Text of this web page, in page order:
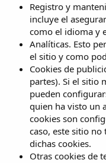
Registro y
incluye el
como el idioma y
Analíticas. Esto
el sitio y como
Cookies de
partes). Si el sitio
pueden
quien ha visto un
cookies son
caso, este sitio
dichas cookies.
Otras cookies de